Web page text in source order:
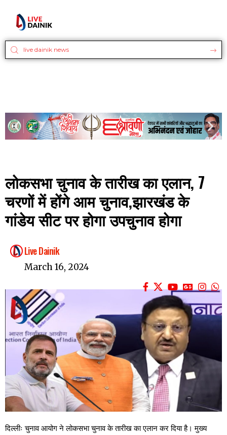
लोकसभा चुनाव के तारीख का एलान, 7
चरणों में होंगे आम चुनाव,झारखंड के
गांडेय सीट पर होगा उपचुनाव होगा
Live Dainik
March 16, 2024
दिल्लीः चुनाव आयोग ने लोकसभा चुनाव के तारीख का एलान कर दिया है। मुख्य